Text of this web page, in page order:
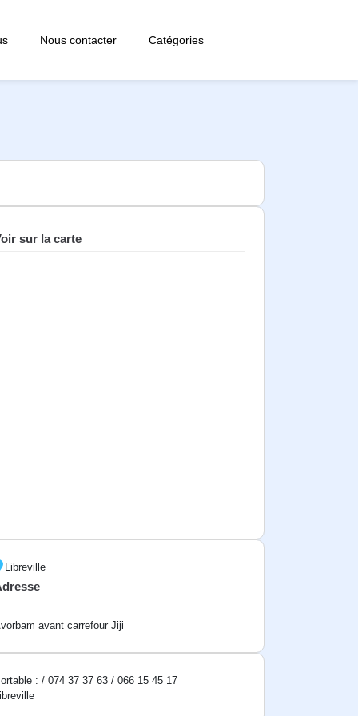
Nous contacter Catégories
sur la carte
Libreville
avant carrefour Jiji
: / 074 37 37 63 / 066 15 45 17